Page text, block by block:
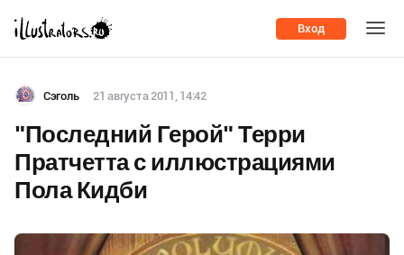
Вход
"Последний Герой" Терри
Пратчетта с иллюстрациями
Пола Кидби
Сэголь 21 августа 2011, 14:42